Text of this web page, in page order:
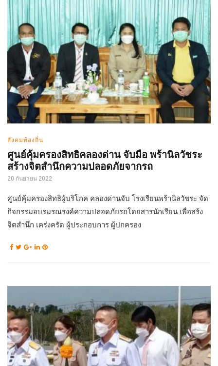
สังคมท้องถิ่น
ศูนย์คุ้มครองสิทธิคลองด่าน จับมือ พร้านิลวัชระ
สร้างจิตสำนึกความปลอดภัยจากรถ
20 กันยายน 2022
ศูนย์คุ้มครองสิทธิผู้บริโภค คลองด่านจับ โรงเรียนพร้านิลวัชระ จัด
กิจกรรมอบรมรณรงค์ความปลอดภัยรถโดยสารนักเรียน เพื่อสร้ง
จิตสำนึก เคร่งครัด ผู้ประกอบการ ผู้ปกครอง